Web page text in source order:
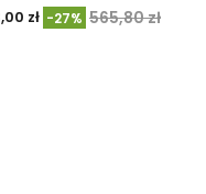
zł -27% 565,80 zł